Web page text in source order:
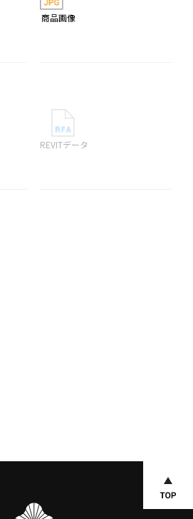
商品画像
REVITデータ